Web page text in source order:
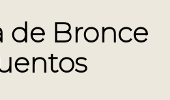
de Bronce